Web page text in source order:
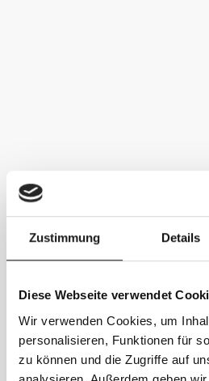
Zustimmung Details
Diese Webseite verwendet
Wir verwenden Cookies, um
personalisieren, Funktionen für
zu können und die Zugriffe auf